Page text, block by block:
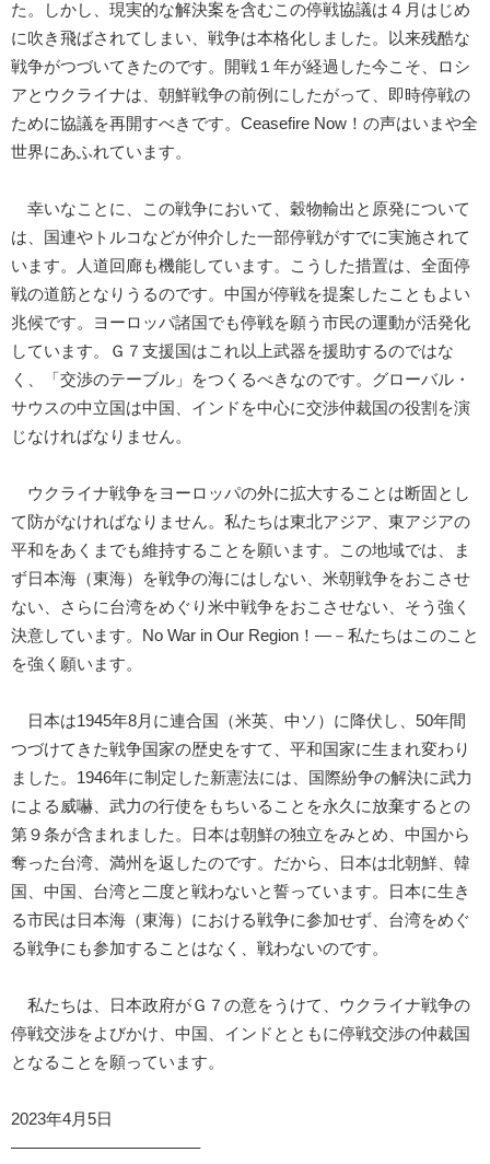
た。しかし、現実的な解決案を含むこの停戦協議は４月はじめ
に吹き飛ばされてしまい、戦争は本格化しました。以来残酷な
戦争がつづいてきたのです。開戦１年が経過した今こそ、ロシ
アとウクライナは、朝鮮戦争の前例にしたがって、即時停戦の
ために協議を再開すべきです。Ceasefire Now！の声はいまや全
世界にあふれています。
幸いなことに、この戦争において、穀物輸出と原発について
は、国連やトルコなどが仲介した一部停戦がすでに実施されて
います。人道回廊も機能しています。こうした措置は、全面停
戦の道筋となりうるのです。中国が停戦を提案したこともよい
兆候です。ヨーロッパ諸国でも停戦を願う市民の運動が活発化
しています。Ｇ７支援国はこれ以上武器を援助するのではな
く、「交渉のテーブル」をつくるべきなのです。グローバル・
サウスの中立国は中国、インドを中心に交渉仲裁国の役割を演
じなければなりません。
ウクライナ戦争をヨーロッパの外に拡大することは断固とし
て防がなければなりません。私たちは東北アジア、東アジアの
平和をあくまでも維持することを願います。この地域では、ま
ず日本海（東海）を戦争の海にはしない、米朝戦争をおこさせ
ない、さらに台湾をめぐり米中戦争をおこさせない、そう強く
決意しています。No War in Our Region！―－私たちはこのこと
を強く願います。
日本は1945年8月に連合国（米英、中ソ）に降伏し、50年間
つづけてきた戦争国家の歴史をすて、平和国家に生まれ変わり
ました。1946年に制定した新憲法には、国際紛争の解決に武力
による威嚇、武力の行使をもちいることを永久に放棄するとの
第９条が含まれました。日本は朝鮮の独立をみとめ、中国から
奪った台湾、満州を返したのです。だから、日本は北朝鮮、韓
国、中国、台湾と二度と戦わないと誓っています。日本に生き
る市民は日本海（東海）における戦争に参加せず、台湾をめぐ
る戦争にも参加することはなく、戦わないのです。
私たちは、日本政府がＧ７の意をうけて、ウクライナ戦争の
停戦交渉をよびかけ、中国、インドとともに停戦交渉の仲裁国
となることを願っています。
2023年4月5日
———————————–